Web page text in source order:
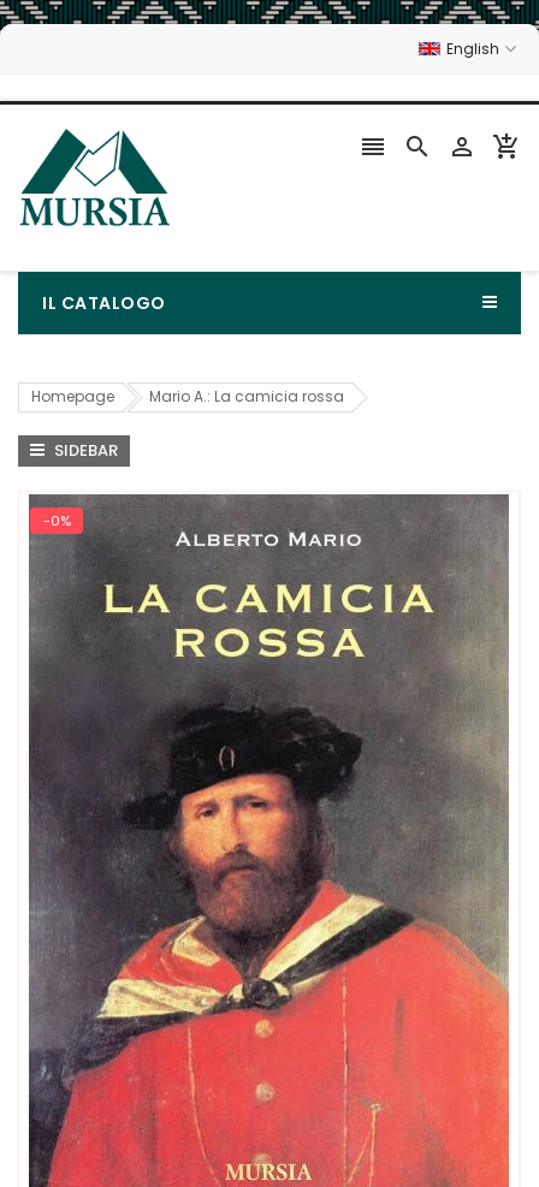
English
   
IL CATALOGO
Homepage Mario A.: La camicia rossa
SIDEBAR
-0%